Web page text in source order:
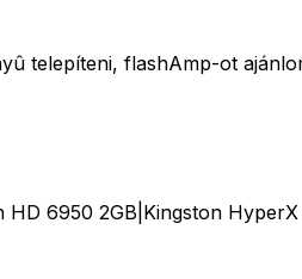
telepíteni, flashAmp-ot
6950 2GB|Kingston